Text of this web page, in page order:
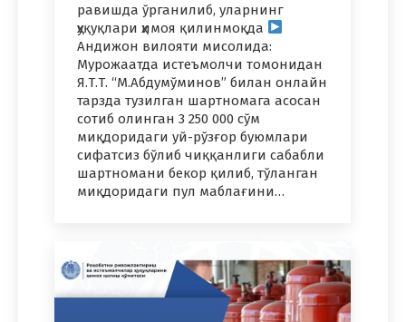
равишда ўрганилиб, уларнинг
ҳуқуқлари ҳимоя қилинмоқда
Андижон вилояти мисолида:
Мурожаатда истеъмолчи томонидан
Я.Т.Т. “М.Абдумўминов” билан онлайн
тарзда тузилган шартномага асосан
сотиб олинган 3 250 000 сўм
миқдоридаги уй-рўзғор буюмлари
сифатсиз бўлиб чиққанлиги сабабли
шартномани бекор қилиб, тўланган
миқдоридаги пул маблағини…